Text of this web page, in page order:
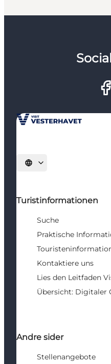
Sprache auswählen
Turistinformationen
Suche
Praktische
Kontaktiere uns
Lies den Leitfaden
Übersicht: Digitaler
Andre sider
Stellenangebote